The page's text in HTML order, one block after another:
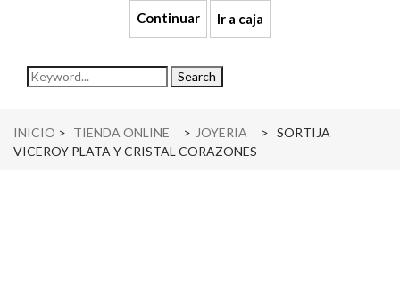
Continuar Ir a caja
Search
INICIO > TIENDA ONLINE > JOYERIA > SORTIJA
VICEROY PLATA Y CRISTAL CORAZONES